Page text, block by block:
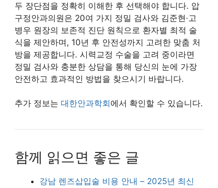
두 장단점을 정확히 이해한 후 선택해야 합니다. 압
구정안과의원은 20여 가지 정밀 검사와 김준현·고
병우 원장의 보존적 진단 원칙으로 환자별 최적 술
식을 제안하며, 10년 후 안전성까지 고려한 맞춤 처
방을 제공합니다. 시력교정 수술을 고려 중이라면
정밀 검사와 충분한 상담을 통해 당신의 눈에 가장
안전하고 효과적인 방법을 찾으시기 바랍니다.
추가 정보는 대한안과학회 에서 확인할 수 있습니다.
함께 읽으면 좋은 글
강남 렌즈삽입술 비용 안내 – 2025년 최신